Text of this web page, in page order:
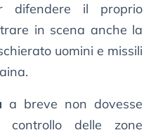
difendere il proprio
in scena anche la
uomini e missili
a breve non dovesse
delle zone